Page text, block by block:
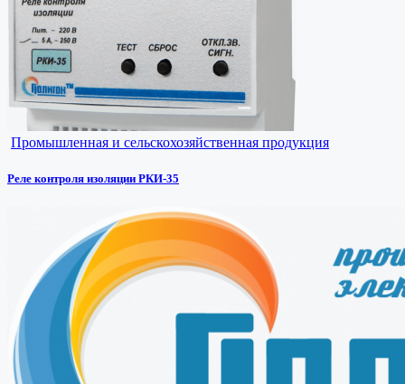
Промышленная и сельскохозяйственная продукция
Реле контроля изоляции РКИ-35